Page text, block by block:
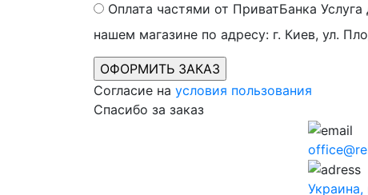
Оплата частями от ПриватБанка Услуга
нашем магазине по адресу: г. Киев, ул.
Согласие на условия пользования
Спасибо за заказ
Украина,